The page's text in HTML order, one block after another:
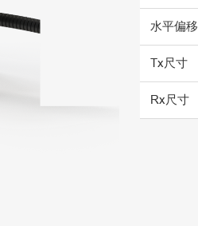
水平偏移
Tx尺寸
Rx尺寸